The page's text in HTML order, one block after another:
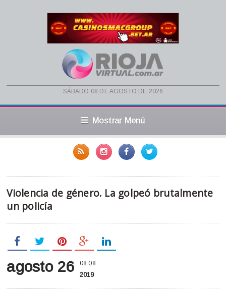
sábado 08 de agosto de 2026
Mostrar Menú
Violencia de género. La golpeó brutalmente
un policía
agosto 26 08:08
2019